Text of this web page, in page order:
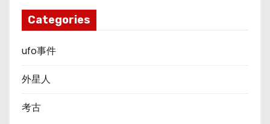
Categories
ufo事件
外星人
考古